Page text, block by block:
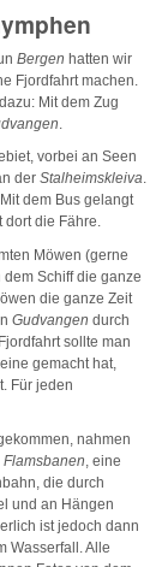
Bergen hatten wir
Fjordfahrt machen.
Mit dem Zug
vorbei an Seen
der Stalheimskleiva.
dem Bus gelangt
dort die Fähre.
Möwen (gerne
Schiff die ganze
die ganze Zeit
Gudvangen durch
sollte man
gemacht hat,
Für jeden
nahmen
Flamsbanen, eine
die durch
und an Hängen
ist jedoch dann
Wasserfall. Alle